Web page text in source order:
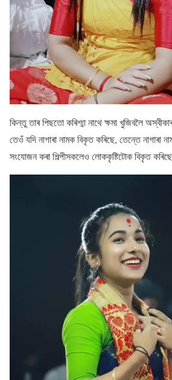
কিন্তু তাৰ পিছতো কৰিশ্মা নাথে ক্ষমা খুজিবলৈ
তেওঁ যদি নাগাৰা নামক বিকৃত কৰিছে, তেন্তে নাগাৰা
সংযোজন কৰা শিল্পীসকলেও লোককৃষ্টিটোক বিকৃত